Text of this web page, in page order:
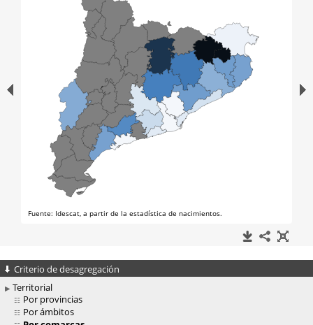
Criterio de desagregación
Territorial
Por provincias
Por ámbitos